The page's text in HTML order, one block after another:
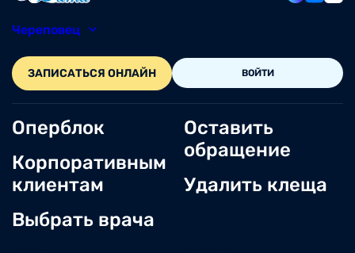
Череповец
ЗАПИСАТЬСЯ ОНЛАЙН ВОЙТИ
Оперблок
Корпоративным
клиентам
Выбрать врача
Оставить
обращение
Удалить клеща